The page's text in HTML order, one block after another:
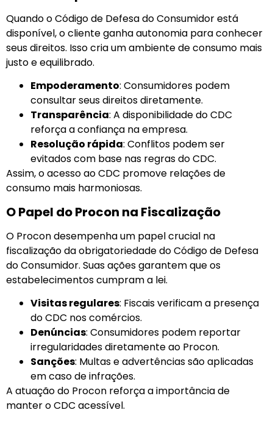
Quando o Código de Defesa do Consumidor está
disponível, o cliente ganha autonomia para conhecer
seus direitos. Isso cria um ambiente de consumo mais
justo e equilibrado.
Empoderamento: Consumidores podem
consultar seus direitos diretamente.
Transparência: A disponibilidade do CDC
reforça a confiança na empresa.
Resolução rápida: Conflitos podem ser
evitados com base nas regras do CDC.
Assim, o acesso ao CDC promove relações de
consumo mais harmoniosas.
O Papel do Procon na Fiscalização
O Procon desempenha um papel crucial na
fiscalização da obrigatoriedade do Código de Defesa
do Consumidor. Suas ações garantem que os
estabelecimentos cumpram a lei.
Visitas regulares: Fiscais verificam a presença
do CDC nos comércios.
Denúncias: Consumidores podem reportar
irregularidades diretamente ao Procon.
Sanções: Multas e advertências são aplicadas
em caso de infrações.
A atuação do Procon reforça a importância de
manter o CDC acessível.